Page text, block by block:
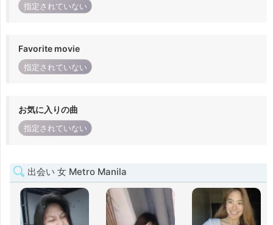
指定されていない
Favorite movie
指定されていない
お気に入りの曲
指定されていない
出会い 女 Metro Manila